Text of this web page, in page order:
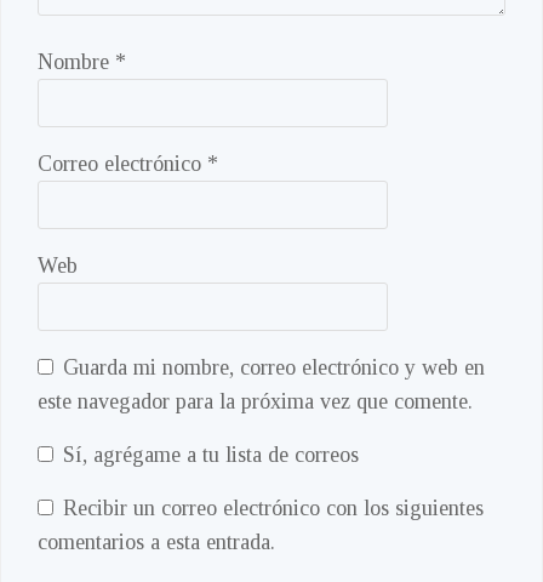
Nombre *
Correo electrónico *
Web
Guarda mi nombre, correo electrónico y web en
este navegador para la próxima vez que comente.
Sí, agrégame a tu lista de correos
Recibir un correo electrónico con los siguientes
comentarios a esta entrada.